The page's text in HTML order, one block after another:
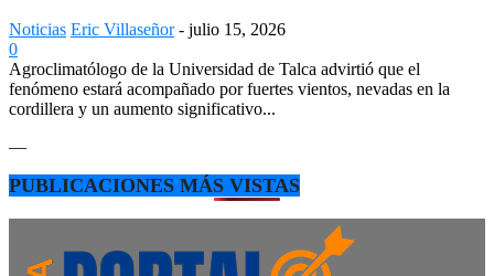
Noticias Eric Villaseñor - julio 15, 2026
0
Agroclimatólogo de la Universidad de Talca advirtió que el
fenómeno estará acompañado por fuertes vientos, nevadas en la
cordillera y un aumento significativo...
—
PUBLICACIONES MÁS VISTAS